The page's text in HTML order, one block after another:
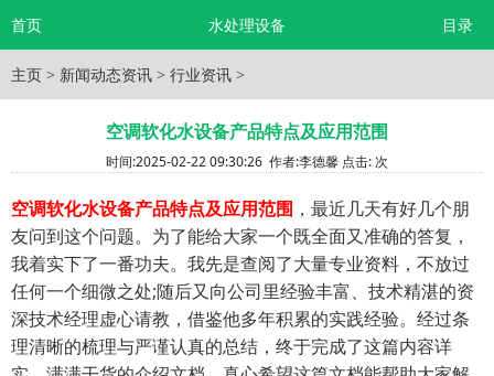
首页 水处理设备 目录
主页 > 新闻动态资讯 > 行业资讯 >
空调软化水设备产品特点及应用范围
时间:2025-02-22 09:30:26 作者:李德馨 点击: 次
空调软化水设备产品特点及应用范围 ，最近几天有好几个朋
友问到这个问题。为了能给大家一个既全面又准确的答复，
我着实下了一番功夫。我先是查阅了大量专业资料，不放过
任何一个细微之处;随后又向公司里经验丰富、技术精湛的资
深技术经理虚心请教，借鉴他多年积累的实践经验。经过条
理清晰的梳理与严谨认真的总结，终于完成了这篇内容详